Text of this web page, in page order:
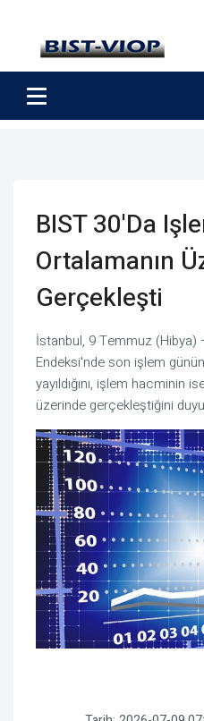
BIST 30'da
Ortalamanın
Gerçekleşti
İstanbul, 9 Temmuz (Hibya)
Endeksi'nde son işlem
yayıldığını, işlem hacminin
üzerinde gerçekleştiğini